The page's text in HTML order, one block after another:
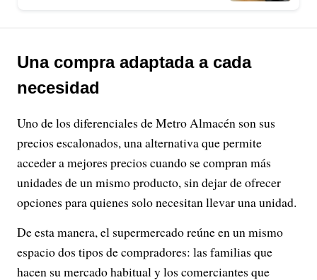
Una compra adaptada a cada
necesidad
Uno de los diferenciales de Metro Almacén son sus
precios escalonados, una alternativa que permite
acceder a mejores precios cuando se compran más
unidades de un mismo producto, sin dejar de ofrecer
opciones para quienes solo necesitan llevar una unidad.
De esta manera, el supermercado reúne en un mismo
espacio dos tipos de compradores: las familias que
hacen su mercado habitual y los comerciantes que